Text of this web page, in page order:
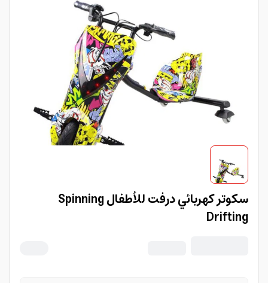
سكوتر كهربائي درفت للأطفال Spinning
Drifting